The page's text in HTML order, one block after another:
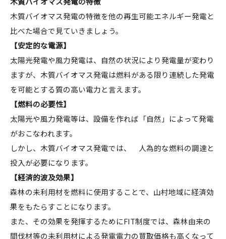
木質バイオマス発電の特徴を他の再生可能エネルギー発電と
比べた場合で見ていきましょう。
【安定的な電源】
太陽光発電や風力発電は、自然の状況により発電量が変わり
ますが、木質バイオマス発電は燃料がある限り連続した発電
を可能とする質の高い電力と言えます。
【燃料の必要性】
太陽光や風力発電等は、設備を作れば「自然」によって発電
がおこなわれます。
しかし、木質バイオマス発電では、 人為的な燃料の調達と
投入が必要になります。
【経済的波及効果】
森林の未利用材を燃料に使用することで、山村地域に経済効
果をもたらすことになります。
また、その効果を発揮するためにFIT制度では、森林由来の
間伐材等の未利用材による発電電力の買取価格も高くなって